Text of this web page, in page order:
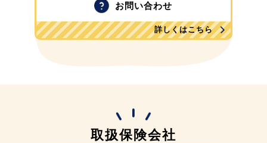
お問い合わせ
詳しくはこちら
取扱保険会社